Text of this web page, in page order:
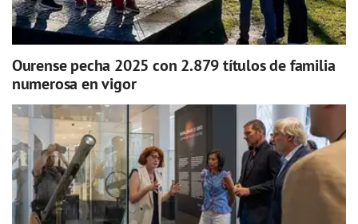
Ourense pecha 2025 con 2.879 títulos de familia
numerosa en vigor